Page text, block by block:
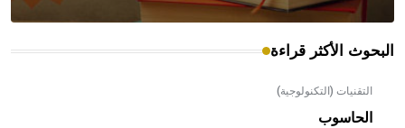
البحوث الأكثر قراءة
التقنيات (التكنولوجية)
الحاسوب